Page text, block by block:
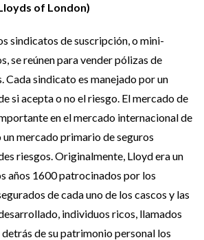
of London)
sindicatos de suscripción, o mini-
se reúnen para vender pólizas de
Cada sindicato es manejado por un
si acepta o no el riesgo. El mercado de
en el mercado internacional de
un mercado primario de seguros
riesgos. Originalmente, Lloyd era un
años 1600 patrocinados por los
de cada uno de los cascos y las
individuos ricos, llamados
detrás de su patrimonio personal los